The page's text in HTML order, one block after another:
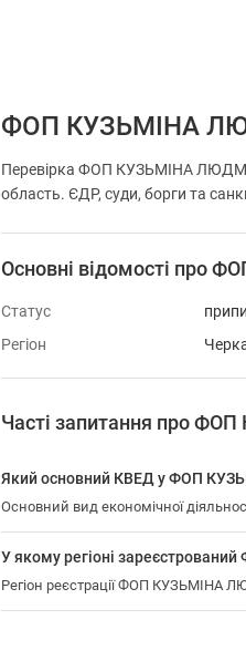
ФОП КУЗЬМІНА
Перевірка ФОП КУЗЬМІНА
область. ЄДР, суди, борги та
Основні відомості про
Статус
Регіон
Часті запитання про
Який основний КВЕД у ФОП
Основний вид економічної
У якому регіоні
Регіон реєстрації ФОП КУЗЬМІНА